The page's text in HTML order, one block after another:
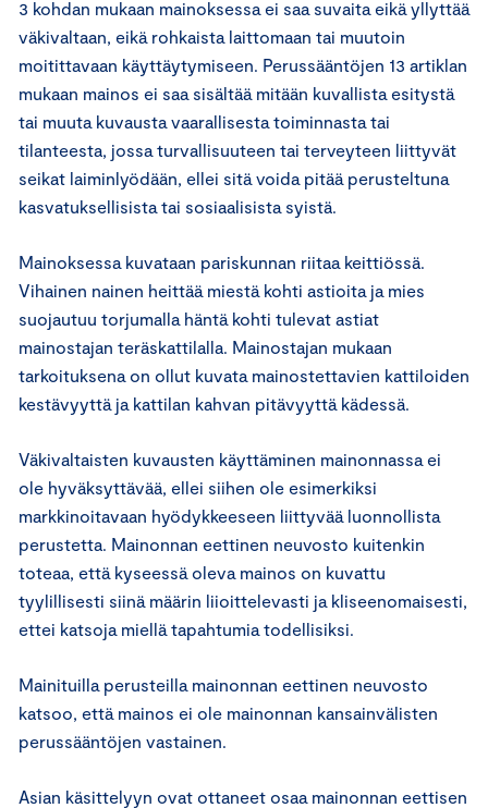
3 kohdan mukaan mainoksessa ei saa suvaita eikä yllyttää
väkivaltaan, eikä rohkaista laittomaan tai muutoin
moitittavaan käyttäytymiseen. Perussääntöjen 13 artiklan
mukaan mainos ei saa sisältää mitään kuvallista esitystä
tai muuta kuvausta vaarallisesta toiminnasta tai
tilanteesta, jossa turvallisuuteen tai terveyteen liittyvät
seikat laiminlyödään, ellei sitä voida pitää perusteltuna
kasvatuksellisista tai sosiaalisista syistä.
Mainoksessa kuvataan pariskunnan riitaa keittiössä.
Vihainen nainen heittää miestä kohti astioita ja mies
suojautuu torjumalla häntä kohti tulevat astiat
mainostajan teräskattilalla. Mainostajan mukaan
tarkoituksena on ollut kuvata mainostettavien kattiloiden
kestävyyttä ja kattilan kahvan pitävyyttä kädessä.
Väkivaltaisten kuvausten käyttäminen mainonnassa ei
ole hyväksyttävää, ellei siihen ole esimerkiksi
markkinoitavaan hyödykkeeseen liittyvää luonnollista
perustetta. Mainonnan eettinen neuvosto kuitenkin
toteaa, että kyseessä oleva mainos on kuvattu
tyylillisesti siinä määrin liioittelevasti ja kliseenomaisesti,
ettei katsoja miellä tapahtumia todellisiksi.
Mainituilla perusteilla mainonnan eettinen neuvosto
katsoo, että mainos ei ole mainonnan kansainvälisten
perussääntöjen vastainen.
Asian käsittelyyn ovat ottaneet osaa mainonnan eettisen